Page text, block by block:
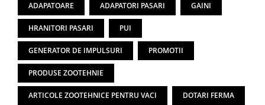
ADAPATOARE ADAPATORI PASARI GAINI
HRANITORI PASARI PUI
GENERATOR DE IMPULSURI PROMOTII
PRODUSE ZOOTEHNIE
ARTICOLE ZOOTEHNICE PENTRU VACI DOTARI FERMA